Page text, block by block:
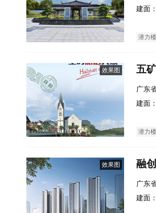
州市
建面
潜力
效果图 五
广东
建面
潜力
效果图 融
广东
心(建
建面